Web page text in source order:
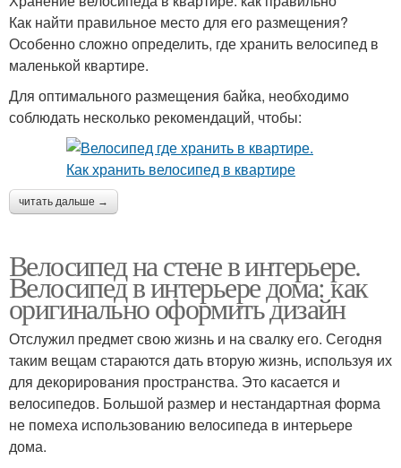
Как найти правильное место для его размещения?
Особенно сложно определить, где хранить велосипед в
маленькой квартире.
Для оптимального размещения байка, необходимо
соблюдать несколько рекомендаций, чтобы:
читать дальше →
Велосипед на стене в интерьере.
Велосипед в интерьере дома: как
оригинально оформить дизайн
Отслужил предмет свою жизнь и на свалку его. Сегодня
таким вещам стараются дать вторую жизнь, используя их
для декорирования пространства. Это касается и
велосипедов. Большой размер и нестандартная форма
не помеха использованию велосипеда в интерьере
дома.